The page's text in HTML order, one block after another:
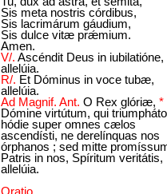
Sis meta nostris córdibus,
Sis lacrimárum gáudium,
Sis dulce vitæ prǽmium.
Amen.
V/. Ascéndit Deus in iubilatióne,
allelúia.
R/. Et Dóminus in voce tubæ,
allelúia.
Ad Magnif. Ant. O Rex glóriæ, *
Dómine virtútum, qui
hódie super omnes cælos
ascendísti, ne derelínquas nos
órphanos ; sed mitte
Patris in nos, Spíritum veritátis,
allelúia.